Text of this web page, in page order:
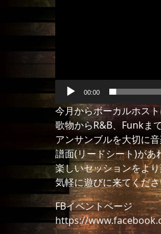
00:00
今月からボーカルホス
歌物からR&B、Funkま
アンサンブルを大切に
譜面(リードシート)があ
楽しいセッションをよ
気軽に遊びに来てくだ
FBイベントページ
https://